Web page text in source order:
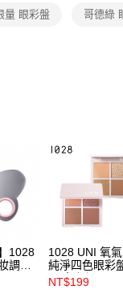
【注意事項】
４．使用「
即時審查核予
結果請求用戶進
５．嚴禁一人
形，恩沛科技
動。
量 眼彩盤 哥德綠
1028
調色
1028 UNI 氧
純淨四色眼彩
(二色任選)
NT$199